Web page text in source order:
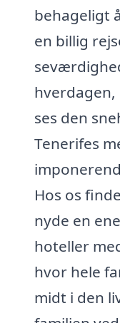
behageligt
en billig
ses den
Tenerifes
Hos os
nyde en
hoteller
hvor hele
midt i den